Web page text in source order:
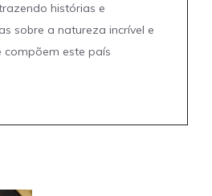
histórias e
sobre a natureza incrível e
compõem este país